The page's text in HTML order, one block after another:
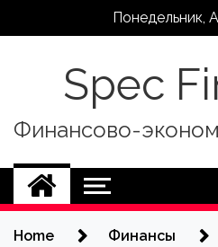
Понедельник,
Spec
Финансово-
Home
Финансы